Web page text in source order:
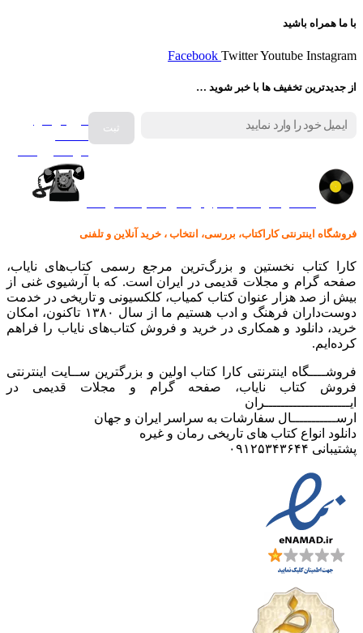
با ما همراه باشید
Facebook TwitterYoutube Instagram
از جدیدترین تخفیف ها با خبر شوید …
فروش انواع
فروشگاه اینترنتی کاراکتاب، بررسی، انتخاب ، خرید آنلاین و تلفنی
کارا کتاب نخستین و بزرگ‌ترین مرجع رسمی کتاب‌های نایاب،
صفحه گرام و مجلات قدیمی در ایران است. که با آرشیوی غنی از
بیش از صد هزار عنوان کتاب کمیاب، کلکسیونی و تاریخی در خدمت
دوست‌داران فرهنگ و ادب هستیم ما از سال ۱۳۸۰ تاکنون، امکان
خرید، دانلود و همکاری در خرید و فروش کتاب‌های نایاب را فراهم
کرده‌ایم.
فروشــــگاه اینترنتی کارا کتاب اولین و بزرگترین ســایت اینترنتی
فروش کتاب نایاب، صفحه گرام و مجلات قدیمی در
ایـــــــــــــــــــــران
ارســـــــــــال سفارشات به سراسر ایران و جهان
دانلود انواع کتاب های تاریخی رمان و غیره
پشتیبانی ۰۹۱۲۵۳۴۳۶۴۴